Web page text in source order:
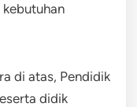
di atas, Pendidik
didik